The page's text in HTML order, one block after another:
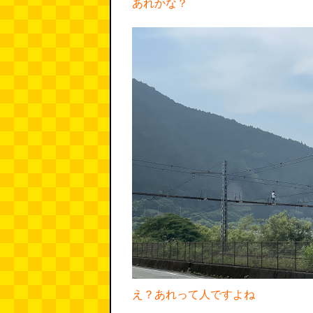
あれかな？
え？あれって人ですよね